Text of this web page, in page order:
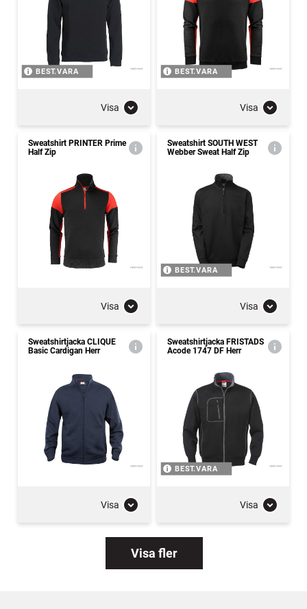
BEST.VARA
Visa
BEST.VARA
Visa
Sweatshirt PRINTER Prime
Half Zip
Visa
Sweatshirt SOUTH WEST
Webber Sweat Half Zip
BEST.VARA
Visa
Sweatshirtjacka CLIQUE
Basic Cardigan Herr
Visa
Sweatshirtjacka FRISTADS
Acode 1747 DF Herr
BEST.VARA
Visa
Visa fler